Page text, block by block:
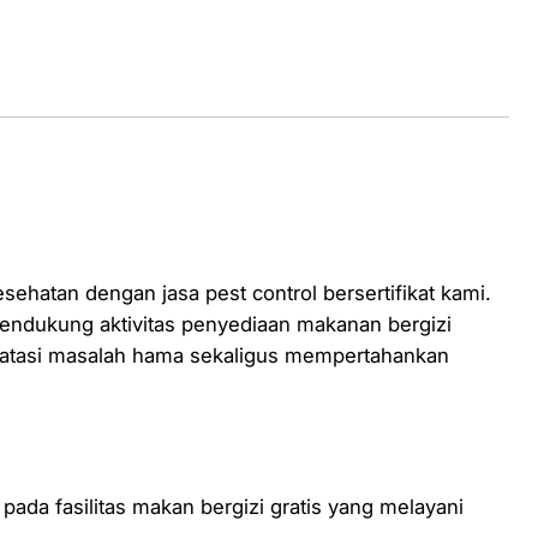
dengan jasa pest control bersertifikat kami.
aktivitas penyediaan makanan bergizi
masalah hama sekaligus mempertahankan
fasilitas makan bergizi gratis yang melayani